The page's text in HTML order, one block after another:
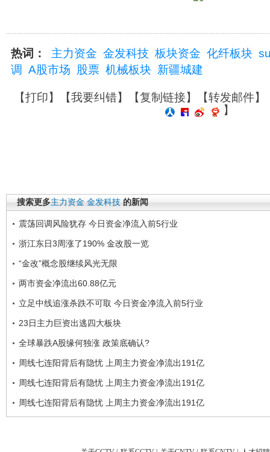
热词： 主力资金 金发科技 板块资金 化纤板块
调
A股市场 股票 机械板块 新疆城建
【打印】【我要纠错】【复制链接】【转发邮件】
】
搜索更多主力资金 金发科技 的新闻
震荡回调风险犹存 今日资金净流入前5行业
浙江东日3周涨了190% 金改股一览
“金改”概念股继续风光无限
两市资金净流出60.88亿元
立足中线追涨杀跌不可取 今日资金净流入前5行业
23日主力巨资出逃四大板块
全球暴跌A股缘何独涨 政策底确认?
周线七连阳背后有隐忧 上周主力资金净流出191亿
周线七连阳背后有隐忧 上周主力资金净流出191亿
周线七连阳背后有隐忧 上周主力资金净流出191亿